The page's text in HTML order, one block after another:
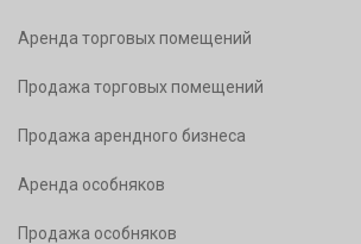
Аренда торговых помещений
Продажа торговых помещений
Продажа арендного бизнеса
Аренда особняков
Продажа особняков